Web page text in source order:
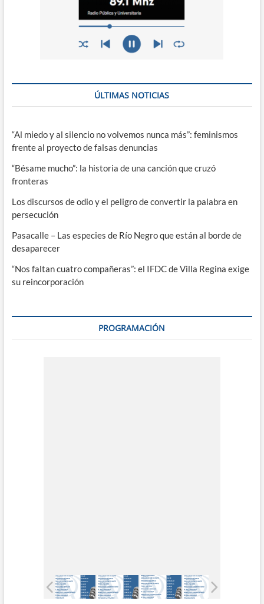
ÚLTIMAS NOTICIAS
“Al miedo y al silencio no volvemos nunca más”: feminismos
frente al proyecto de falsas denuncias
“Bésame mucho”: la historia de una canción que cruzó
fronteras
Los discursos de odio y el peligro de convertir la palabra en
persecución
Pasacalle – Las especies de Río Negro que están al borde de
desaparecer
“Nos faltan cuatro compañeras”: el IFDC de Villa Regina exige
su reincorporación
PROGRAMACIÓN